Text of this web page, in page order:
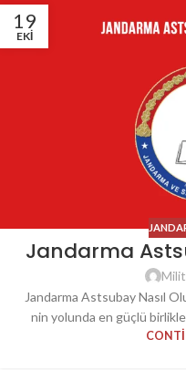
19
EKI
Jandarma
Jandarma Astsubay Nasıl
nin yolunda en güçlü